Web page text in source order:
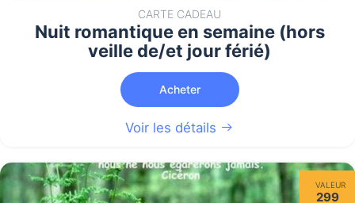
CARTE CADEAU
Nuit romantique en semaine (hors
veille de/et jour férié)
Acheter
Voir les détails
VALEUR
299